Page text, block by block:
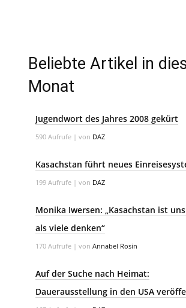
Beliebte Artikel in
Monat
Jugendwort des Jahres 2008 gekürt
590 Aufrufe | von DAZ
Kasachstan führt neues
199 Aufrufe | von DAZ
Monika Iwersen: „Kasachstan ist
als viele denken“
170 Aufrufe | von Annabel Rosin
Auf der Suche nach Heimat:
Dauerausstellung in den USA